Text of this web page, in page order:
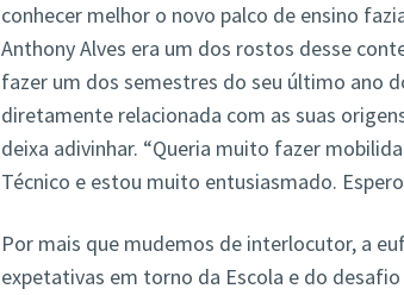
conhecer melhor o novo palco de ensino
Anthony Alves era um dos rostos desse
fazer um dos semestres do seu último ano
diretamente relacionada com as suas
deixa adivinhar. “Queria muito fazer
Técnico e estou muito entusiasmado.
Por mais que mudemos de interlocutor, a
expetativas em torno da Escola e do